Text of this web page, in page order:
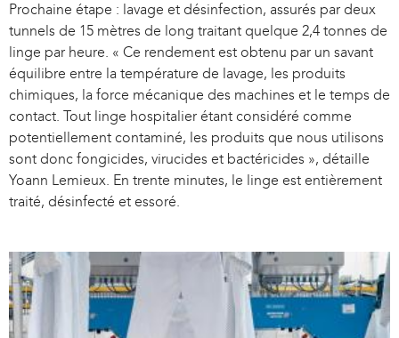
Prochaine étape : lavage et désinfection, assurés par deux
tunnels de 15 mètres de long traitant quelque 2,4 tonnes de
linge par heure. « Ce rendement est obtenu par un savant
équilibre entre la température de lavage, les produits
chimiques, la force mécanique des machines et le temps de
contact. Tout linge hospitalier étant considéré comme
potentiellement contaminé, les produits que nous utilisons
sont donc fongicides, virucides et bactéricides », détaille
Yoann Lemieux. En trente minutes, le linge est entièrement
traité, désinfecté et essoré.